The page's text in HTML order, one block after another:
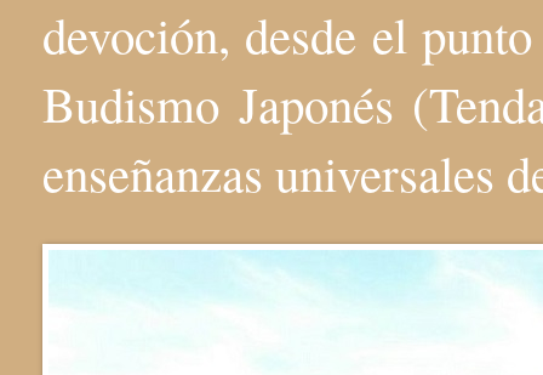
devoción, desde el
Budismo Japonés
enseñanzas universales